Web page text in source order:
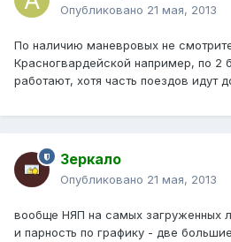
Опубликовано 21 мая, 2013
По наличию маневровых не
Красногвардейской например, по 2
работают, хотя часть поездов идут
Зеркало
Опубликовано 21 мая, 2013
вообще НЯП на самых загруженных
и парность по графику - две